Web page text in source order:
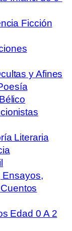
Ficción
y Afines
Literaria
Ensayos,
Edad 0 A 2